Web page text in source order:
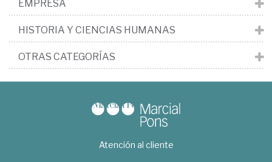
EMPRESA
HISTORIA Y CIENCIAS HUMANAS
OTRAS CATEGORÍAS
Atención al cliente